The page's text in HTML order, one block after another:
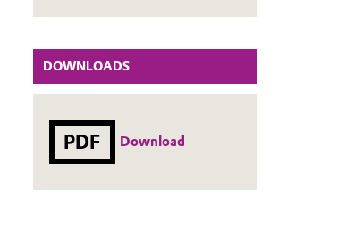
DOWNLOADS
PDF Download